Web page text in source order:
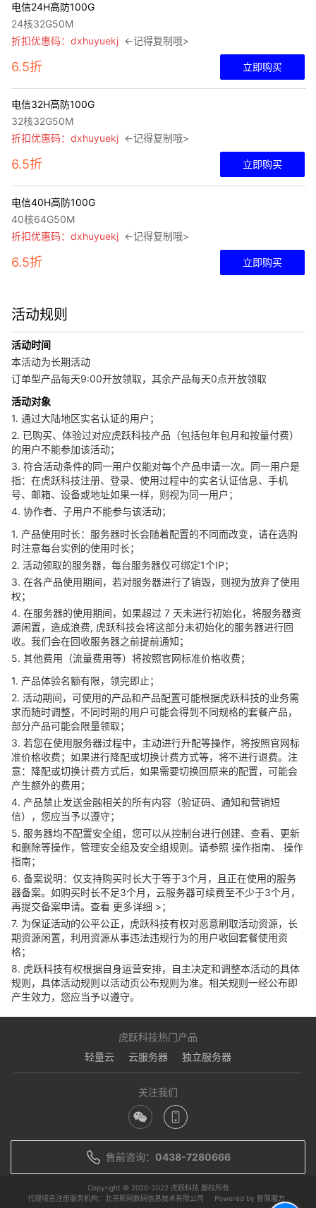
电信24H高防100G
24核32G50M
折扣优惠码：dxhuyuekj ←记得复制哦>
6.5折 立即购买
电信32H高防100G
32核32G50M
折扣优惠码：dxhuyuekj ←记得复制哦>
6.5折 立即购买
电信40H高防100G
40核64G50M
折扣优惠码：dxhuyuekj ←记得复制哦>
6.5折 立即购买
活动规则
活动时间
本活动为长期活动
订单型产品每天9:00开放领取，其余产品每天0点开放领取
活动对象
1. 通过大陆地区实名认证的用户；
2. 已购买、体验过对应虎跃科技产品（包括包年包月和按量付费）
的用户不能参加该活动；
3. 符合活动条件的同一用户仅能对每个产品申请一次。同一用户是
指：在虎跃科技注册、登录、使用过程中的实名认证信息、手机
号、邮箱、设备或地址如果一样，则视为同一用户；
4. 协作者、子用户不能参与该活动；
1. 产品使用时长：服务器时长会随着配置的不同而改变，请在选购
时注意每台实例的使用时长；
2. 活动领取的服务器，每台服务器仅可绑定1个IP；
3. 在各产品使用期间，若对服务器进行了销毁，则视为放弃了使用
权；
4. 在服务器的使用期间，如果超过 7 天未进行初始化，将服务器资
源闲置，造成浪费, 虎跃科技会将这部分未初始化的服务器进行回
收。我们会在回收服务器之前提前通知；
5. 其他费用（流量费用等）将按照官网标准价格收费；
1. 产品体验名额有限，领完即止；
2. 活动期间，可使用的产品和产品配置可能根据虎跃科技的业务需
求而随时调整，不同时期的用户可能会得到不同规格的套餐产品，
部分产品可能会限量领取；
3. 若您在使用服务器过程中，主动进行升配等操作，将按照官网标
准价格收费；如果进行降配或切换计费方式等，将不进行退费。注
意：降配或切换计费方式后，如果需要切换回原来的配置，可能会
产生额外的费用；
4. 产品禁止发送金融相关的所有内容（验证码、通知和营销短
信），您应当予以遵守；
5. 服务器均不配置安全组，您可以从控制台进行创建、查看、更新
和删除等操作，管理安全组及安全组规则。请参照 操作指南、 操作
指南；
6. 备案说明：仅支持购买时长大于等于3个月，且正在使用的服务
器备案。如购买时长不足3个月，云服务器可续费至不少于3个月，
再提交备案申请。查看 更多详细 >；
7. 为保证活动的公平公正，虎跃科技有权对恶意刷取活动资源，长
期资源闲置，利用资源从事违法违规行为的用户收回套餐使用资
格；
8. 虎跃科技有权根据自身运营安排，自主决定和调整本活动的具体
规则，具体活动规则以活动页公布规则为准。相关规则一经公布即
产生效力，您应当予以遵守。
虎跃科技热门产品
轻量云
云服务器 独立服务器
关注我们
售前咨询： 0438-7280666
Copyright © 2020-2022 虎跃科技 版权所有
代理域名注册服务机构：北京新网数码信息技术有限公司
Powered by 智简魔方